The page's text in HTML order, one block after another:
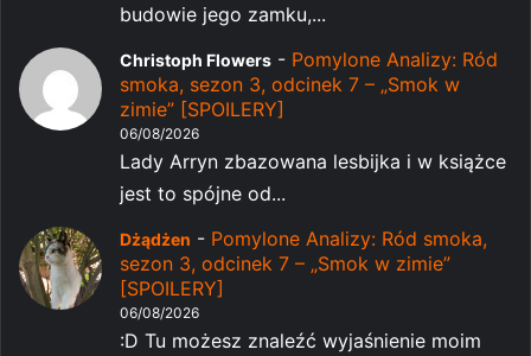
budowie jego zamku,...
Christoph Flowers - Pomylone Analizy: Ród
smoka, sezon 3, odcinek 7 – „Smok w
zimie” [SPOILERY]
06/08/2026
Lady Arryn zbazowana lesbijka i w książce
jest to spójne od...
Dżądżen - Pomylone Analizy: Ród smoka,
sezon 3, odcinek 7 – „Smok w zimie”
[SPOILERY]
06/08/2026
:D Tu możesz znaleźć wyjaśnienie moim